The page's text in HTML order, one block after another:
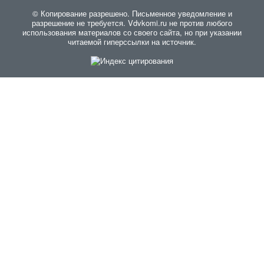
© Копирование разрешено. Письменное уведомление и
разрешение не требуется. Vdvkomi.ru не против любого
использования материалов со своего сайта, но при указании
читаемой гиперссылки на источник.